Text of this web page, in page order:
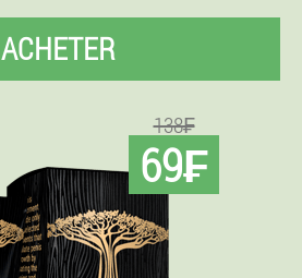
ACHETER
138₣
69₣